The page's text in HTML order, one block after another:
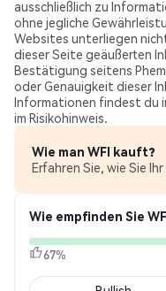
ausschließlich zu
ohne jegliche
Websites unterliegen
dieser Seite geäußerten
Bestätigung seitens
oder Genauigkeit dieser
Informationen findest du
im Risikohinweis.
Wie man WFI kauft?
Erfahren Sie, wie Sie
Wie empfinden Sie
67%